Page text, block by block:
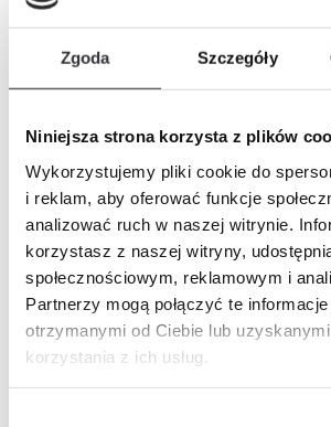
Zgoda Szczegóły
Niniejsza strona korzysta z plików
Wykorzystujemy pliki cookie do
i reklam, aby oferować funkcje
analizować ruch w naszej witrynie.
korzystasz z naszej witryny,
społecznościowym, reklamowym i
Partnerzy mogą połączyć te
otrzymanymi od Ciebie lub
korzystania z ich usług.
Historia cen
Zapytaj o mieszkanie
Imię i nazwisko
Telefon